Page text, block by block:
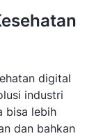
digital
industri
bisa lebih
dan bahkan